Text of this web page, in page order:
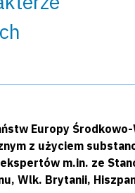
Europy
z użyciem
m.in. ze
Wlk. Brytanii,